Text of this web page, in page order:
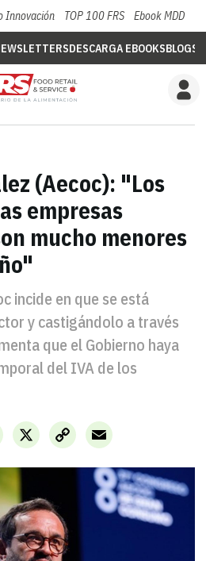
Innovación TOP 100 FRS Ebook MDD
DESCARGA EBOOKSBLOGS
(Aecoc): "Los
empresas
mucho menores
incide en que se está
y castigándolo a través
que el Gobierno haya
del IVA de los
X
Facebook
Copy
Link
Email